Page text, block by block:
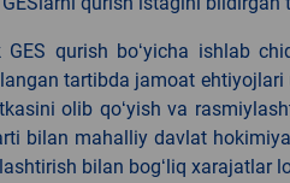
GES qurish boʻyicha ishlab
tartibda jamoat
olib qoʻyish va
bilan mahalliy davlat
bilan bogʻliq xarajatlar